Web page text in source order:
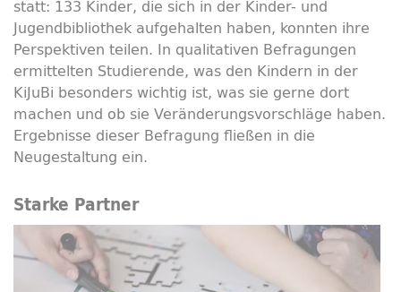
statt: 133 Kinder, die sich in der Kinder- und
Jugendbibliothek aufgehalten haben, konnten ihre
Perspektiven teilen. In qualitativen Befragungen
ermittelten Studierende, was den Kindern in der
KiJuBi besonders wichtig ist, was sie gerne dort
machen und ob sie Veränderungsvorschläge haben.
Ergebnisse dieser Befragung fließen in die
Neugestaltung ein.
Starke Partner